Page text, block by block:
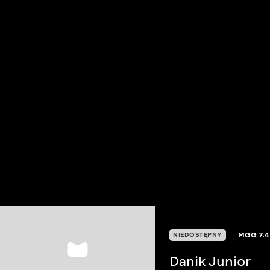
NIEDOSTĘPNY MGG7.4
Danik Junior